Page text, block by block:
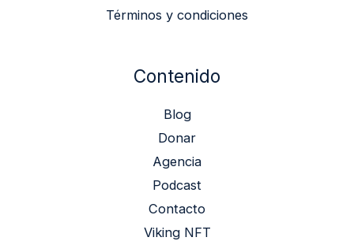
Términos y condiciones
Contenido
Blog
Donar
Agencia
Podcast
Contacto
Viking NFT